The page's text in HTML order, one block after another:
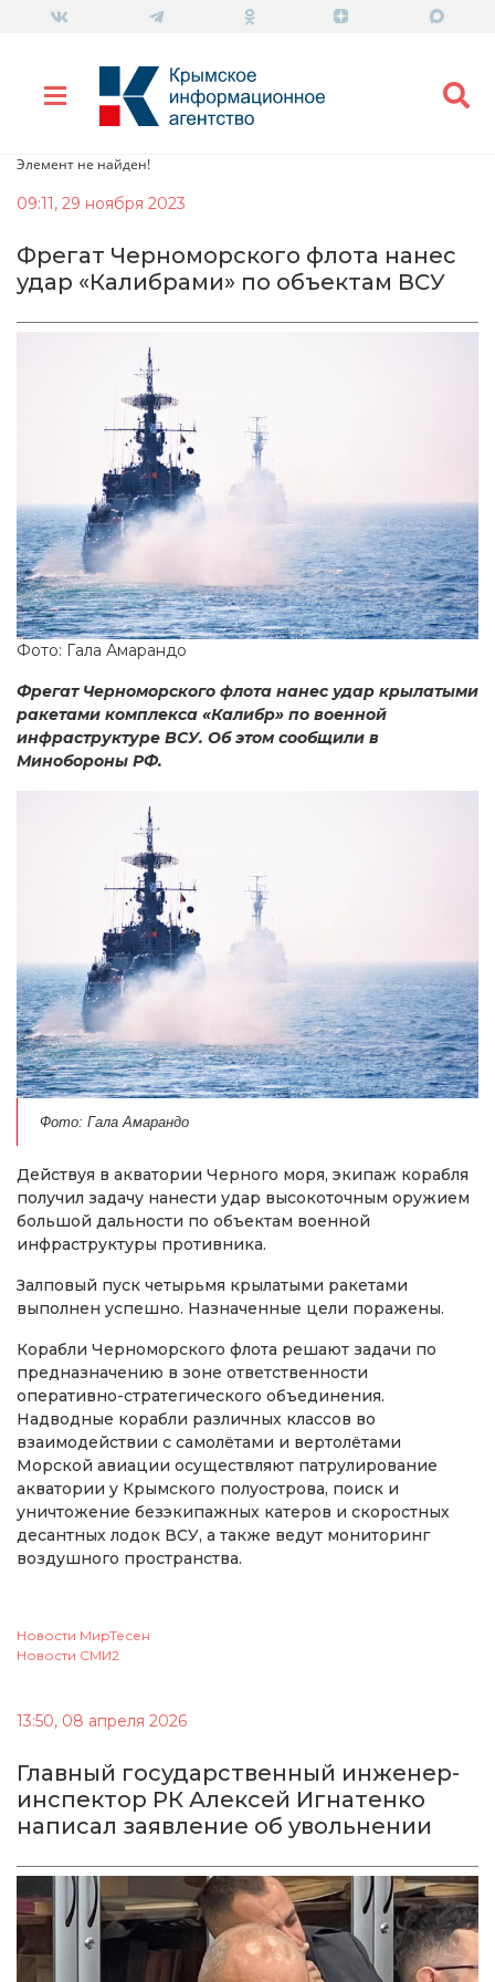
Элемент не найден!
09:11, 29 ноября 2023
Фрегат Черноморского флота нанес
удар «Калибрами» по объектам ВСУ
Фото: Гала Амарандо
Фрегат Черноморского флота нанес удар крылатыми
ракетами комплекса «Калибр» по военной
инфраструктуре ВСУ. Об этом сообщили в
Минобороны РФ.
Фото: Гала Амарандо
Действуя в акватории Черного моря, экипаж корабля
получил задачу нанести удар высокоточным оружием
большой дальности по объектам военной
инфраструктуры противника.
Залповый пуск четырьмя крылатыми ракетами
выполнен успешно. Назначенные цели поражены.
Корабли Черноморского флота решают задачи по
предназначению в зоне ответственности
оперативно-стратегического объединения.
Надводные корабли различных классов во
взаимодействии с самолётами и вертолётами
Морской авиации осуществляют патрулирование
акватории у Крымского полуострова, поиск и
уничтожение безэкипажных катеров и скоростных
десантных лодок ВСУ, а также ведут мониторинг
воздушного пространства.
Новости МирТесен
Новости СМИ2
13:50, 08 апреля 2026
Главный государственный инженер-
инспектор РК Алексей Игнатенко
написал заявление об увольнении